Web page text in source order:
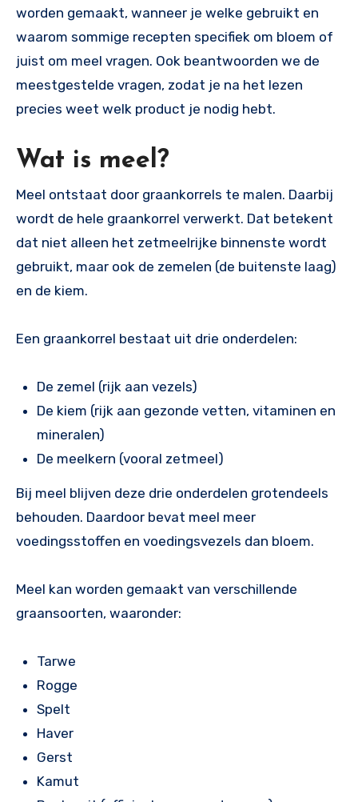
worden gemaakt, wanneer je welke gebruikt en
waarom sommige recepten specifiek om bloem of
juist om meel vragen. Ook beantwoorden we de
meestgestelde vragen, zodat je na het lezen
precies weet welk product je nodig hebt.
Wat is meel?
Meel ontstaat door graankorrels te malen. Daarbij
wordt de hele graankorrel verwerkt. Dat betekent
dat niet alleen het zetmeelrijke binnenste wordt
gebruikt, maar ook de zemelen (de buitenste laag)
en de kiem.
Een graankorrel bestaat uit drie onderdelen:
De zemel (rijk aan vezels)
De kiem (rijk aan gezonde vetten, vitaminen en
mineralen)
De meelkern (vooral zetmeel)
Bij meel blijven deze drie onderdelen grotendeels
behouden. Daardoor bevat meel meer
voedingsstoffen en voedingsvezels dan bloem.
Meel kan worden gemaakt van verschillende
graansoorten, waaronder:
Tarwe
Rogge
Spelt
Haver
Gerst
Kamut